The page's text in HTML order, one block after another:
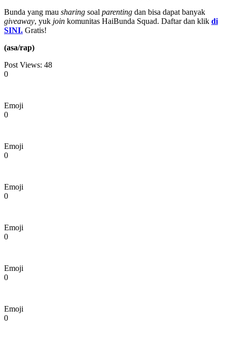
Bunda yang mau sharing soal parenting dan bisa dapat banyak
giveaway, yuk join komunitas HaiBunda Squad. Daftar dan klik di
SINI. Gratis!
(asa/rap)
Post Views: 48
0
Emoji
0
Emoji
0
Emoji
0
Emoji
0
Emoji
0
Emoji
0